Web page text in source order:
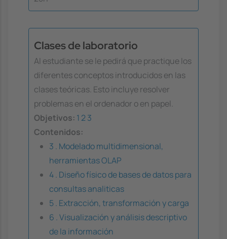
Clases de laboratorio
Al estudiante se le pedirá que practique los
diferentes conceptos introducidos en las
clases teóricas. Esto incluye resolver
problemas en el ordenador o en papel.
Objetivos: 1 23
Contenidos:
3 . Modelado multidimensional,
herramientas OLAP
4 . Diseño físico de bases de datos para
consultas analiticas
5 . Extracción, transformación y carga
6 . Visualización y análisis descriptivo
de la información